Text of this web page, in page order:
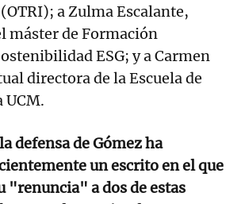
a Zulma Escalante,
máster de Formación
ESG; y a Carmen
directora de la Escuela de
UCM.
la defensa de Gómez ha
un escrito en el que
"renuncia" a dos de estas